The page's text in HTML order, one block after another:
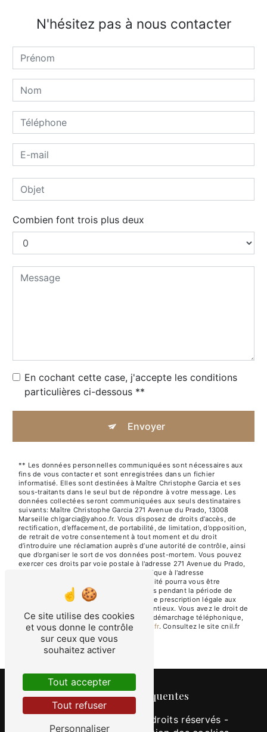
N'hésitez pas à nous contacter
Combien font trois plus deux
En cochant cette case, j'accepte les conditions
particulières ci-dessous **
Envoyer
** Les données personnelles communiquées sont nécessaires aux
fins de vous contacter et sont enregistrées dans un fichier
informatisé. Elles sont destinées à Maître Christophe Garcia et ses
sous-traitants dans le seul but de répondre à votre message. Les
données collectées seront communiquées aux seuls destinataires
suivants: Maître Christophe Garcia 271 Avenue du Prado, 13008
Marseille chlgarcia@yahoo.fr. Vous disposez de droits d’accès, de
rectification, d’effacement, de portabilité, de limitation, d’opposition,
de retrait de votre consentement à tout moment et du droit
d’introduire une réclamation auprès d’une autorité de contrôle, ainsi
que d’organiser le sort de vos données post-mortem. Vous pouvez
exercer ces droits par voie postale à l'adresse 271 Avenue du Prado,
13008 Marseille ou par courrier électronique à l'adresse
chlgarcia@yahoo.fr. Un justificatif d'identité pourra vous être
demandé. Nous conservons vos données pendant la période de
prise de contact puis pendant la durée de prescription légale aux
fins probatoires et de gestion des contentieux. Vous avez le droit de
vous inscrire sur la liste d'opposition au démarchage téléphonique,
disponible à cette adresse:Bloctel.gouv.fr. Consultez le site cnil.fr
pour plus d’informations sur vos droits.
Recherches fréquentes
- 2026 - Tous droits réservés -
Ce site utilise des cookies
et vous donne le contrôle
sur ceux que vous
souhaitez activer
Tout accepter
Tout refuser
Personnaliser